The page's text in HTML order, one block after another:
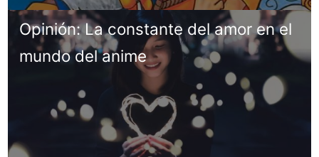
Opinión: La constante del amor en el
mundo del anime